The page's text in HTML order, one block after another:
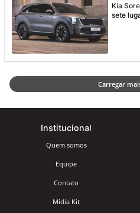
Kia
sete
Carregar
Institucional
Quem somos
Equipe
Contato
Mídia Kit